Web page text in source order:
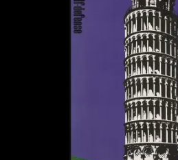
进一步筛选
探索世界顶级的二十及